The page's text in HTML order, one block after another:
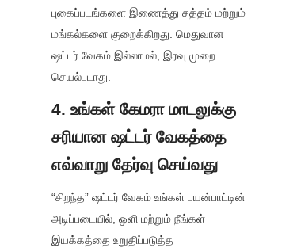
புகைப்படங்களை இணைத்து சத்தம் மற்றும்
மங்கல்களை குறைக்கிறது. மெதுவான
ஷட்டர் வேகம் இல்லாமல், இரவு முறை
செயல்படாது.
4. உங்கள் கேமரா மாடலுக்கு
சரியான ஷட்டர் வேகத்தை
எவ்வாறு தேர்வு செய்வது
“சிறந்த” ஷட்டர் வேகம் உங்கள் பயன்பாட்டின்
அடிப்படையில், ஒளி மற்றும் நீங்கள்
இயக்கத்தை உறுதிப்படுத்த